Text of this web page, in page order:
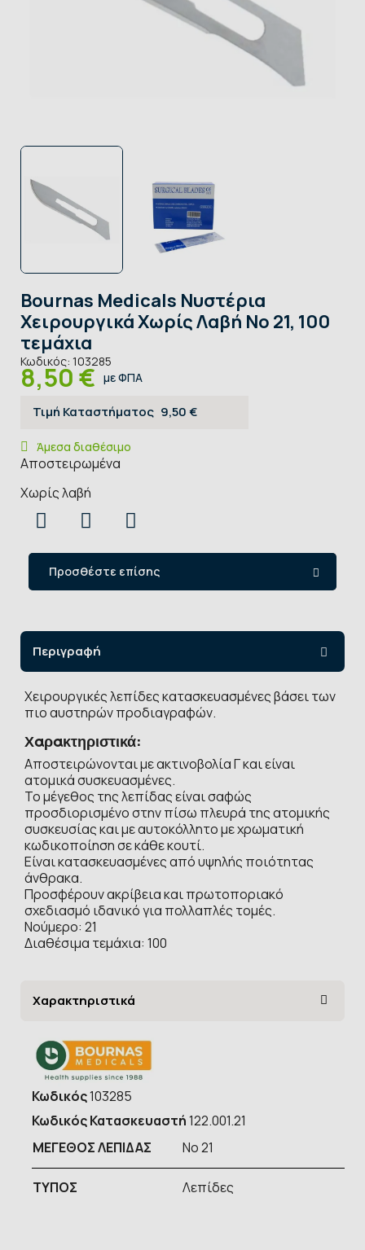
Bournas Medicals Νυστέρια
Χειρουργικά Χωρίς Λαβή No 21, 100
τεμάχια
Κωδικός: 103285
8,50 € με ΦΠΑ
Τιμή Καταστήματος 9,50 €
Άμεσα διαθέσιμο
Αποστειρωμένα
Χωρίς λαβή
Προσθέστε επίσης
Περιγραφή
Χειρουργικές λεπίδες κατασκευασμένες βάσει των
πιο αυστηρών προδιαγραφών.
Χαρακτηριστικά:
Αποστειρώνονται με ακτινοβολία Γ και είναι
ατομικά συσκευασμένες.
Το μέγεθος της λεπίδας είναι σαφώς
προσδιορισμένο στην πίσω πλευρά της ατομικής
συσκευσίας και με αυτοκόλλητο με χρωματική
κωδικοποίηση σε κάθε κουτί.
Είναι κατασκευασμένες από υψηλής ποιότητας
άνθρακα.
Προσφέρουν ακρίβεια και πρωτοποριακό
σχεδιασμό ιδανικό για πολλαπλές τομές.
Νούμερο: 21
Διαθέσιμα τεμάχια: 100
Χαρακτηριστικά
Κωδικός103285
Κωδικός Κατασκευαστή122.001.21
ΜΕΓΕΘΟΣ ΛΕΠΙΔΑΣ
No 21
ΤΥΠOΣ Λεπίδες